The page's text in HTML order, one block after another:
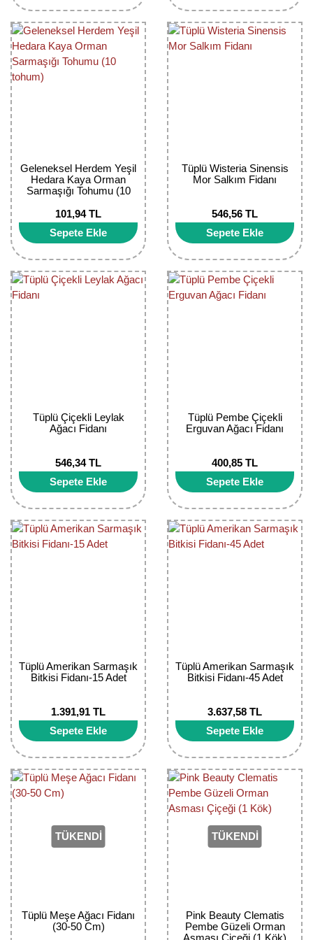
Geleneksel Herdem Yeşil
Hedara Kaya Orman
Sarmaşığı Tohumu (10
101,94 TL
Sepete Ekle
Tüplü Wisteria Sinensis
Mor Salkım Fidanı
546,56 TL
Sepete Ekle
Tüplü Çiçekli Leylak
Ağacı Fidanı
546,34 TL
Sepete Ekle
Tüplü Pembe Çiçekli
Erguvan Ağacı Fidanı
400,85 TL
Sepete Ekle
Tüplü Amerikan Sarmaşık
Bitkisi Fidanı-15 Adet
1.391,91 TL
Sepete Ekle
Tüplü Amerikan Sarmaşık
Bitkisi Fidanı-45 Adet
3.637,58 TL
Sepete Ekle
TÜKENDİ
Tüplü Meşe Ağacı Fidanı
(30-50 Cm)
TÜKENDİ
Pink Beauty Clematis
Pembe Güzeli Orman
Asması Çiçeği (1 Kök)
Bektaşi Üzümü Fidanı
Böğürtlen Fidanı
Ceviz Fidanı
Erik Fidanı
Feijoa Fidanı
Fidan Anaçları ve Aşı Kalemleri
Fındık Fidanı
Frenk Üzümü Fidanı
Kapari Gebre Otu Fidanı
Kayısı Fidanı
Keçiboynuzu Fidanı
Kestane Fidanı
Kuşburnu Fidanı
Liçi Fidanı
Longan Fidanı
Malta Eriği Fidanı
Mango Fidanı
Melez Meyveler
Muz Fidanı
Nostaljik Güller
Peyzaj Gülleri
Sarmaşık(Çardak) Gül Fidanları
Ters Lale Soğanı
Yılbaşı Gülü Çiçeği
Zambak Soğanı